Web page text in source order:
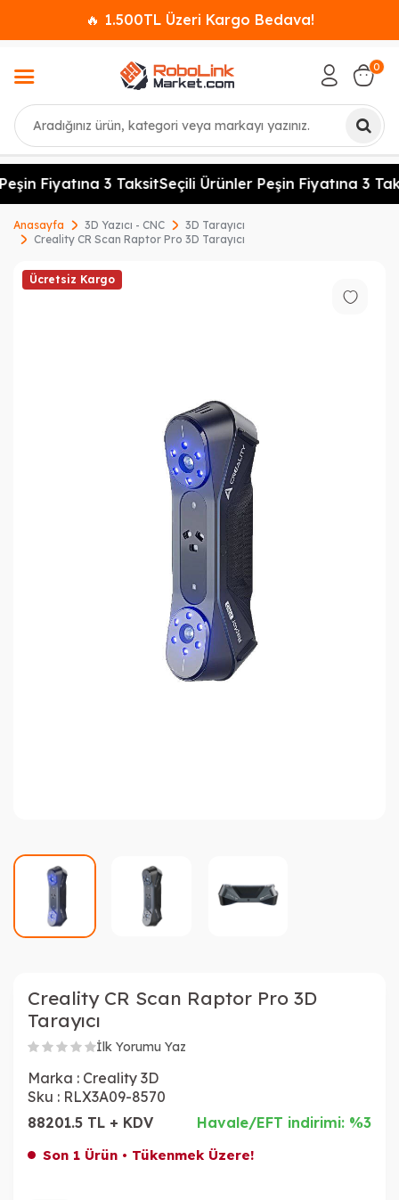
🔥 1.500TL Üzeri Kargo Bedava!
Ara
0
Fiyatına 3 TaksitSeçili Ürünler Peşin Fiyatına 3
Anasayfa 3D Yazıcı - CNC
3D Tarayıcı
Creality CR Scan Raptor Pro 3D Tarayıcı
Ücretsiz Kargo
Creality CR Scan Raptor Pro 3D
Tarayıcı
İlk Yorumu Yaz
Marka : Creality 3D
Sku : RLX3A09-8570
88201.5 TL + KDV
Havale/EFT indirimi: %3
Son 1 Ürün • Tükenmek Üzere!